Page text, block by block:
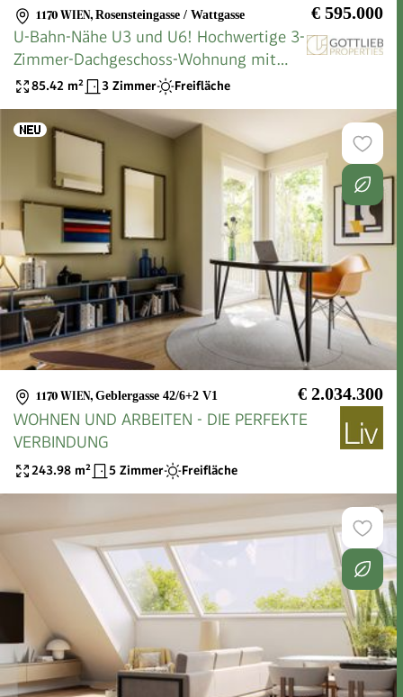
1170 WIEN, Rosensteingasse / Wattgasse € 595.000
U-Bahn-Nähe U3 und U6! Hochwertige 3-
Zimmer-Dachgeschoss-Wohnung mit
Südterrasse in generalsaniertem
85.42 m² 3 Zimmer Freifläche
1170 WIEN, Geblergasse 42/6+2 V1 € 2.034.300
WOHNEN UND ARBEITEN - DIE PERFEKTE
VERBINDUNG
243.98 m² 5 Zimmer Freifläche